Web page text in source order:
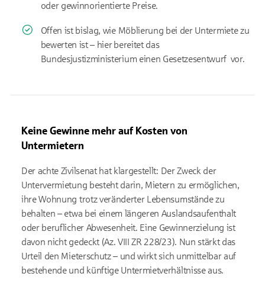
oder gewinnorientierte Preise.
Offen ist bislag, wie Möblierung bei der Untermiete zu
bewerten ist – hier bereitet das
Bundesjustizministerium einen Gesetzesentwurf vor.
Keine Gewinne mehr auf Kosten von
Untermietern
Der achte Zivilsenat hat klargestellt: Der Zweck der
Untervermietung besteht darin, Mietern zu ermöglichen,
ihre Wohnung trotz veränderter Lebensumstände zu
behalten – etwa bei einem längeren Auslandsaufenthalt
oder beruflicher Abwesenheit. Eine Gewinnerzielung ist
davon nicht gedeckt (Az. VIII ZR 228/23). Nun stärkt das
Urteil den Mieterschutz – und wirkt sich unmittelbar auf
bestehende und künftige Untermietverhältnisse aus.